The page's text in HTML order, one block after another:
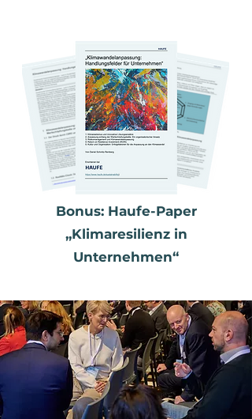
​Bonus: Haufe-Paper
„Klimaresilienz in
Unternehmen“​